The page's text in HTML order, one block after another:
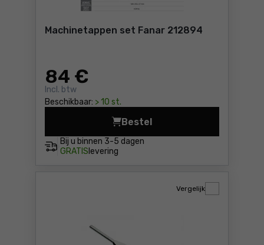
Machinetappen set Fanar 212894
84 €
Incl. btw
Beschikbaar: > 10 st.
Bij u binnen 3-5 dagen
GRATIS levering
Bestel
Machinetappen set Fanar
Vergelijk